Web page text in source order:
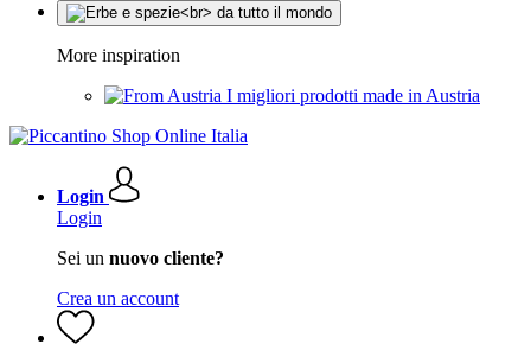
More inspiration
I migliori prodotti made in Austria
Login
Login
Sei un nuovo cliente?
Crea un account